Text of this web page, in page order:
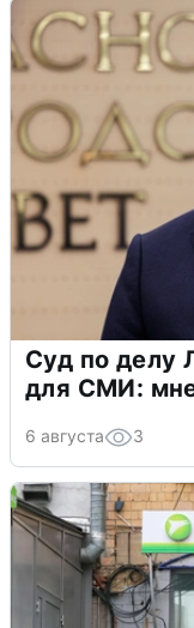
Суд по делу
для СМИ:
6 августа 3